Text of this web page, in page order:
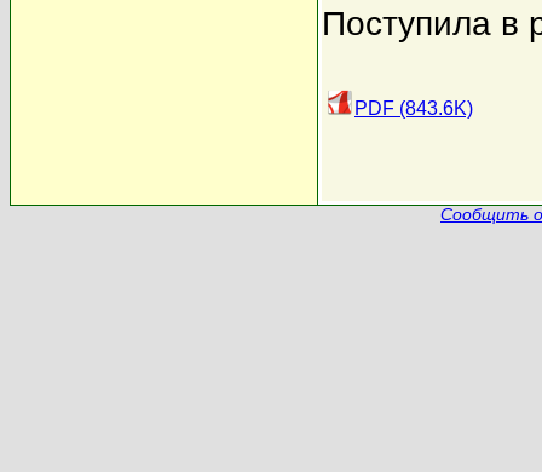
Поступила в
PDF (843.6K)
Сообщить о